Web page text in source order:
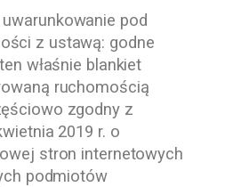
pod
z ustawą: godne
właśnie blankiet
ruchomością
zgodny z
2019 r. o
stron internetowych
podmiotów